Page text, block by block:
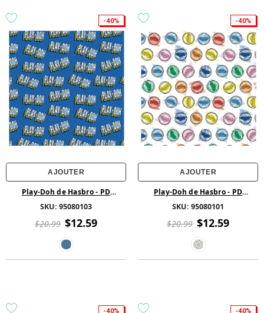
-40%
AJOUTER
Play-Doh de Hasbro - PD
SKU: 95080103
$20.99 $12.59
-40%
AJOUTER
Play-Doh de Hasbro - PD
SKU: 95080101
$20.99 $12.59
-40% -40%